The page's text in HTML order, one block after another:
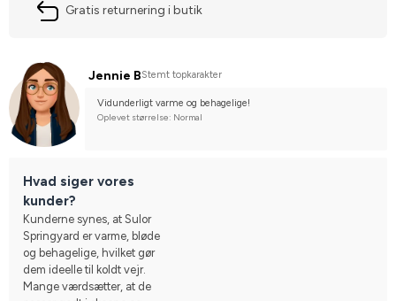
Gratis returnering i butik
Jennie BStemt topkarakter
Vidunderligt varme og behagelige!
Oplevet størrelse: Normal
Hvad siger vores
kunder?
Kunderne synes, at Sulor
Springyard er varme, bløde
og behagelige, hvilket gør
dem ideelle til koldt vejr.
Mange værdsætter, at de